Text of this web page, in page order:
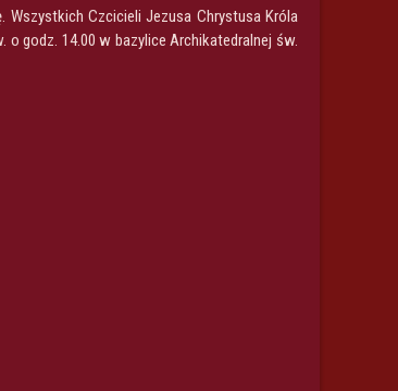
Wszystkich Czcicieli Jezusa Chrystusa Króla
o godz. 14.00 w bazylice Archikatedralnej św.